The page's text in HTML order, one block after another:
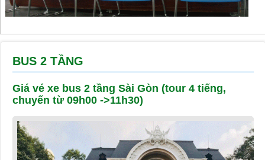
BUS 2 TẦNG
Giá vé xe bus 2 tầng Sài Gòn (tour 4 tiếng,
chuyến từ 09h00 ->11h30)